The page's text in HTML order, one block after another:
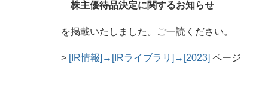
株主優待品決定に関するお知らせ
を掲載いたしました。ご一読ください。
> [IR情報]→[IRライブラリ]→[2023] ページ